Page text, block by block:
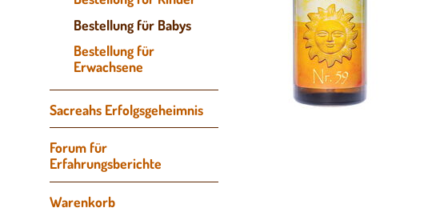
Bestellung für Babys
Bestellung für
Erwachsene
Sacreahs Erfolgsgeheimnis
Forum für
Erfahrungsberichte
überspringen
Warenkorb